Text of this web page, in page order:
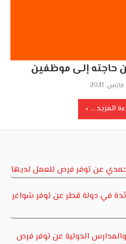
حاجته إلى موظفين
المزيد ...
عن توفر فرص للعمل لديها
في دولة قطر عن توفر شواغر
الدولية عن توفر فرص